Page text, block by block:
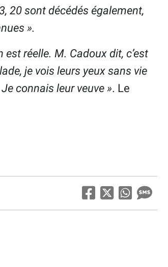
20 sont décédés également,
».
est réelle. M. Cadoux dit, c’est
je vois leurs yeux sans vie
connais leur veuve ». Le